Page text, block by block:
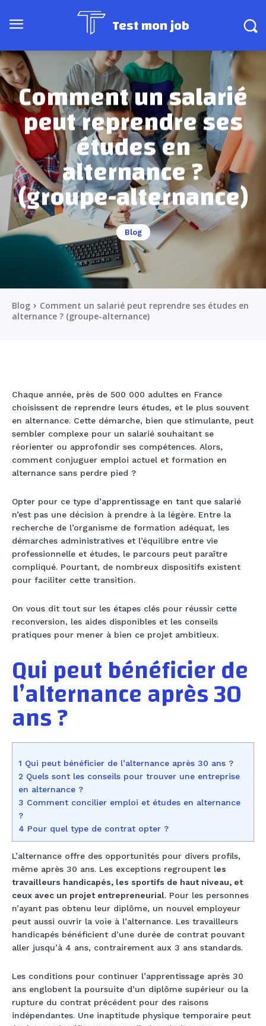
Test mon job
Comment un salarié
peut reprendre ses
études en
alternance ?
(groupe-alternance)
Blog
Blog
Comment un salarié peut reprendre ses études en
alternance ? (groupe-alternance)
Chaque année, près de 500 000 adultes en France
choisissent de reprendre leurs études, et le plus souvent
en alternance. Cette démarche, bien que stimulante, peut
sembler complexe pour un salarié souhaitant se
réorienter ou approfondir ses compétences. Alors,
comment conjuguer emploi actuel et formation en
alternance sans perdre pied ?
Opter pour ce type d’apprentissage en tant que salarié
n’est pas une décision à prendre à la légère. Entre la
recherche de l’organisme de formation adéquat, les
démarches administratives et l’équilibre entre vie
professionnelle et études, le parcours peut paraître
compliqué. Pourtant, de nombreux dispositifs existent
pour faciliter cette transition.
On vous dit tout sur les étapes clés pour réussir cette
reconversion, les aides disponibles et les conseils
pratiques pour mener à bien ce projet ambitieux.
Qui peut bénéficier de
l’alternance après 30
ans ?
1 Qui peut bénéficier de l’alternance après 30 ans ?
2 Quels sont les conseils pour trouver une entreprise
en alternance ?
3 Comment concilier emploi et études en alternance
?
4 Pour quel type de contrat opter ?
L’alternance offre des opportunités pour divers profils,
même après 30 ans. Les exceptions regroupent les
travailleurs handicapés, les sportifs de haut niveau, et
ceux avec un projet entrepreneurial. Pour les personnes
n’ayant pas obtenu leur diplôme, un nouvel employeur
peut aussi ouvrir la voie à l’alternance. Les travailleurs
handicapés bénéficient d’une durée de contrat pouvant
aller jusqu’à 4 ans, contrairement aux 3 ans standards.
Les conditions pour continuer l’apprentissage après 30
ans englobent la poursuite d’un diplôme supérieur ou la
rupture du contrat précédent pour des raisons
indépendantes. Une inaptitude physique temporaire peut